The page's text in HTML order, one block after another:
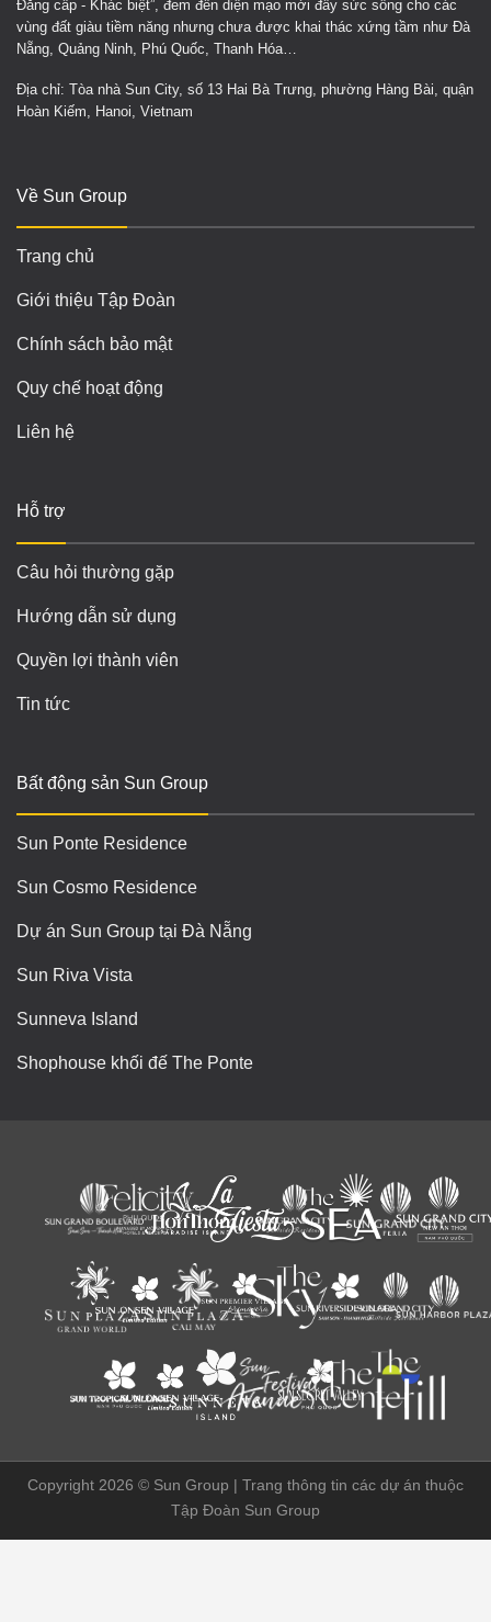
Đẳng cấp - Khác biệt”, đem đến diện mạo mới đầy sức sống cho các
vùng đất giàu tiềm năng nhưng chưa được khai thác xứng tầm như Đà
Nẵng, Quảng Ninh, Phú Quốc, Thanh Hóa…
Địa chỉ: Tòa nhà Sun City, số 13 Hai Bà Trưng, phường Hàng Bài, quận
Hoàn Kiếm, Hanoi, Vietnam
Về Sun Group
Trang chủ
Giới thiệu Tập Đoàn
Chính sách bảo mật
Quy chế hoạt động
Liên hệ
Hỗ trợ
Câu hỏi thường gặp
Hướng dẫn sử dụng
Quyền lợi thành viên
Tin tức
Bất động sản Sun Group
Sun Ponte Residence
Sun Cosmo Residence
Dự án Sun Group tại Đà Nẵng
Sun Riva Vista
Sunneva Island
Shophouse khối đế The Ponte
Copyright 2026 © Sun Group | Trang thông tin các dự án thuộc
Tập Đoàn Sun Group